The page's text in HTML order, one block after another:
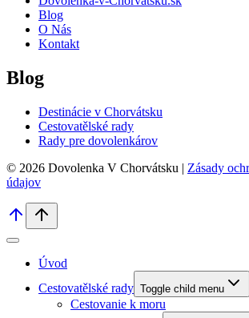
Blog
O Nás
Kontakt
Blog
Destinácie v Chorvátsku
Cestovatělské rady
Rady pre dovolenkárov
© 2026 Dovolenka V Chorvátsku | Zásady
údajov
Úvod
Cestovatělské rady Toggle child menu
Cestovanie k moru